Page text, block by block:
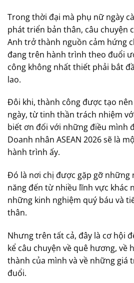
Trong thời đại mà phụ nữ ngày
phát triển bản thân, câu chuyện
Anh trở thành nguồn cảm hứng
đang trên hành trình theo đuổi
công không nhất thiết phải bắt
lao.
Đôi khi, thành công được tạo
ngày, từ tinh thần trách nhiệm
biết ơn đối với những điều mình
Doanh nhân ASEAN 2026 sẽ là
hành trình ấy.
Đó là nơi chị được gặp gỡ những
năng đến từ nhiều lĩnh vực khác
những kinh nghiệm quý báu và
thân.
Nhưng trên tất cả, đây là cơ hội
kể câu chuyện về quê hương,
thành của mình và về những giá
đuổi.